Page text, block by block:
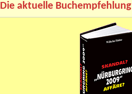
Die aktuelle Buchempfehlung